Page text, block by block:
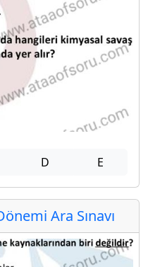
D E
Ara Sınavı